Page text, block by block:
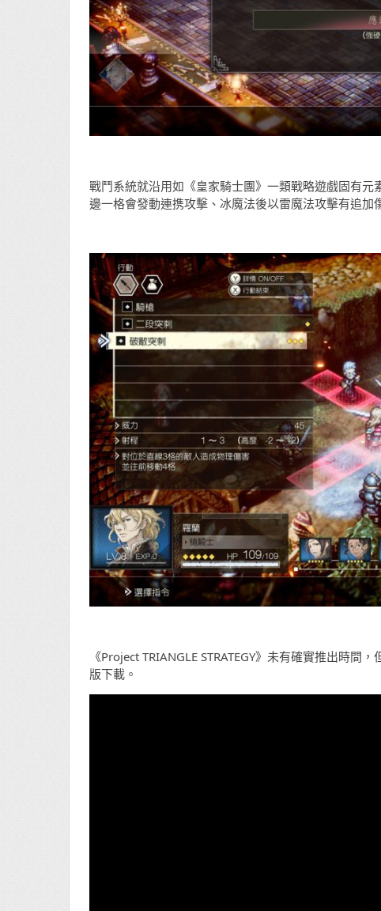
戰鬥系統就沿用如《皇家騎士團》一類戰略遊戲固有
邊一格會發動連携攻擊、冰魔法後以雷魔法攻擊有追
《Project TRIANGLE STRATEGY》未有確實推出時
版下載。